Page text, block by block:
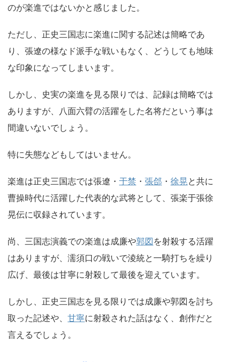
のが楽進ではないかと感じました。
ただし、正史三国志に楽進に関する記述は簡略であ
り、張遼の様なド派手な戦いもなく、どうしても地味
な印象になってしまいます。
しかし、史実の楽進を見る限りでは、記録は簡略では
ありますが、八面六臂の活躍をした名将だという事は
間違いないでしょう。
特に失態などもしてはいません。
楽進は正史三国志では張遼・ 于禁 ・ 張郃 ・ 徐晃 と共に
曹操時代に活躍した代表的な武将として、張楽于張徐
晃伝に収録されています。
尚、三国志演義での楽進は成廉や郭図 を射殺する活躍
はありますが、濡須口の戦いで淩統と一騎打ちを繰り
広げ、最後は甘寧に射殺して最後を迎えています。
しかし、正史三国志を見る限りでは成廉や郭図を討ち
取った記述や、 甘寧に射殺された話はなく、創作だと
言えるでしょう。